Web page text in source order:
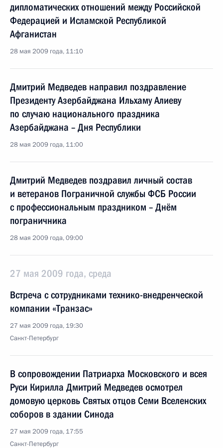
дипломатических отношений между Российской
Федерацией и Исламской Республикой
Афганистан
28 мая 2009 года, 11:10
Дмитрий Медведев направил поздравление
Президенту Азербайджана Ильхаму Алиеву
по случаю национального праздника
Азербайджана – Дня Республики
28 мая 2009 года, 11:00
Дмитрий Медведев поздравил личный состав
и ветеранов Пограничной службы ФСБ России
с профессиональным праздником – Днём
пограничника
28 мая 2009 года, 09:00
27 мая 2009 года, среда
Встреча с сотрудниками технико-внедренческой
компании «Транзас»
27 мая 2009 года, 19:30
Санкт-Петербург
В сопровождении Патриарха Московского и всея
Руси Кирилла Дмитрий Медведев осмотрел
домовую церковь Святых отцов Семи Вселенских
соборов в здании Синода
27 мая 2009 года, 17:55
Санкт-Петербург